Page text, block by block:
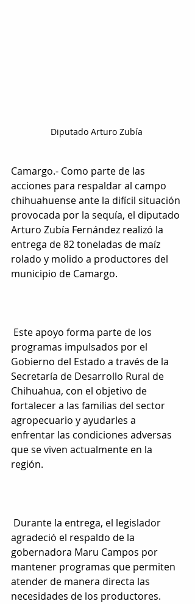
Diputado Arturo Zubía
Camargo.- Como parte de las
acciones para respaldar al campo
chihuahuense ante la difícil situación
provocada por la sequía, el diputado
Arturo Zubía Fernández realizó la
entrega de 82 toneladas de maíz
rolado y molido a productores del
municipio de Camargo.
programas impulsados por el
Gobierno del Estado a través de la
Secretaría de Desarrollo Rural de
Chihuahua, con el objetivo de
fortalecer a las familias del sector
agropecuario y ayudarles a
enfrentar las condiciones adversas
que se viven actualmente en la
región.
agradeció el respaldo de la
gobernadora Maru Campos por
mantener programas que permiten
atender de manera directa las
necesidades de los productores.